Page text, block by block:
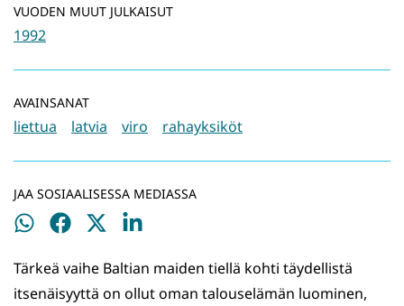
VUODEN MUUT JULKAISUT
1992
AVAINSANAT
liettua latvia viro rahayksiköt
JAA SOSIAALISESSA MEDIASSA
Jaa
Jaa
Jaa
Jaa
Tärkeä vaihe Baltian maiden tiellä kohti täydellistä
itsenäisyyttä on ollut oman talouselämän luominen,